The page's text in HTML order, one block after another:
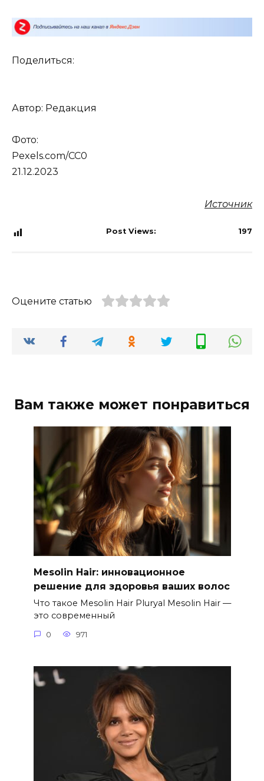
Поделиться:
Автор: Редакция
Фото:
Pexels.com/CC0
21.12.2023
Источник
Post Views: 197
Оцените статью
Вам также может понравиться
Mesolin Hair: инновационное
решение для здоровья ваших волос
Что такое Mesolin Hair Pluryal Mesolin Hair —
это современный
0 971